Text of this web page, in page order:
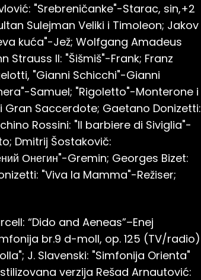
"Srebreničanke"-Starac, sin,+2
Sulejman Veliki i Timoleon; Jakov
kuća"-Jež; Wolfgang Amadeus
Strauss II: "Šišmiš"-Frank; Franz
"Gianni Schicchi"-Gianni
Samuel; "Rigoletto"-Monterone i
Saccerdote; Gaetano Donizetti:
Rossini: "Il barbiere di Siviglia"-
Dmitrij Šostakovič:
Онегин"-Gremin; Georges Bizet:
"Viva la Mamma"-Režiser;
“Dido and Aeneas”–Enej
br.9 d-moll, op. 125 (TV/radio)
J. Slavenski: "Simfonija Orienta"
verzija Rešad Arnautović: